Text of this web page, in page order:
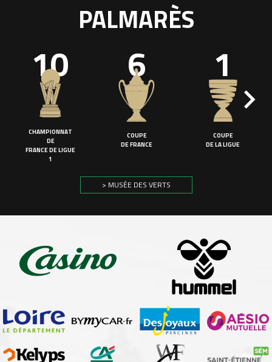
PALMARÈS
10
CHAMPIONNAT
DE
FRANCE DE LIGUE
1
6
COUPE
DE FRANCE
1
COUPE
DE LA LIGUE
> MUSÉE DES VERTS